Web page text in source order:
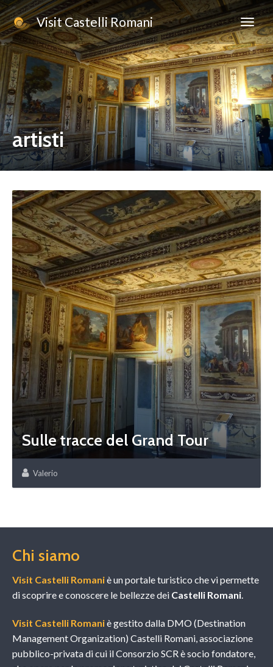
Visit Castelli Romani
artisti
Sulle tracce del Grand Tour
Valerio
Chi siamo
Visit Castelli Romaniè un portale turistico che vi permette
di scoprire e conoscere le bellezze dei Castelli Romani.
Visit Castelli Romaniè gestito dalla DMO (Destination
Management Organization) Castelli Romani, associazione
pubblico-privata di cui il Consorzio SCR è socio fondatore,